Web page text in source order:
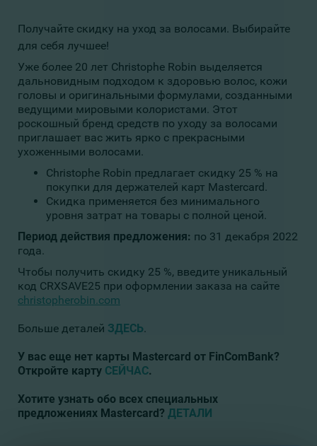
Получайте скидку на уход за волосами. Выбирайте
для себя лучшее!
Уже более 20 лет Christophe Robin выделяется
дальновидным подходом к здоровью волос, кожи
головы и оригинальными формулами, созданными
ведущими мировыми колористами. Этот
роскошный бренд средств по уходу за волосами
приглашает вас жить ярко с прекрасными
ухоженными волосами.
Christophe Robin предлагает скидку 25 % на
покупки для держателей карт Mastercard.
Скидка применяется без минимального
уровня затрат на товары с полной ценой.
Период действия предложения: по 31 декабря 2022
года.
Чтобы получить скидку 25 %, введите уникальный
код CRXSAVE25 при оформлении заказа на сайте
christopherobin.com
Больше деталей ЗДЕСЬ.
У вас еще нет карты Mastercard от FinComBank?
Откройте карту СЕЙЧАС.
Хотите узнать обо всех специальных
предложениях Mastercard? ДЕТАЛИ